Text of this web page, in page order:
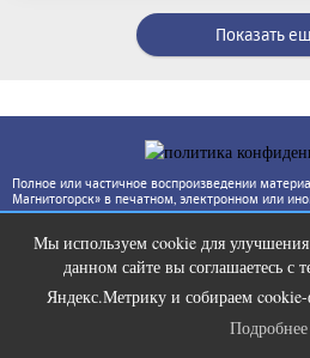
Показать
Полное или частичное воспроизведении
Магнитогорск» в печатном, электронном или
письменного согласия, ссылка на интернет-
ответственность несут авторы публикаций и
разделять точку зрения автора.
Мы используем cookie для улучшения
данном сайте вы соглашаетесь с
Яндекс.Метрику и собираем
Подробнее
Ролик из
долго
Подробнее